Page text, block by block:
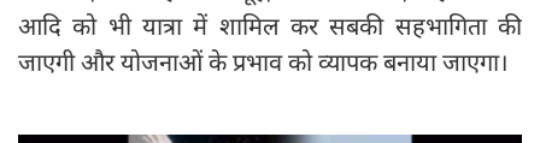
आदि को भी यात्रा में शामिल कर सबकी सहभागिता की
जाएगी और योजनाओं के प्रभाव को व्यापक बनाया जाएगा।